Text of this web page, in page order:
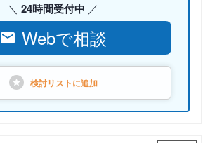
24時間受付中
Webで相談
検討リストに追加